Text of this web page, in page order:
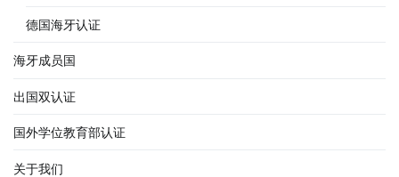
德国海牙认证
海牙成员国
出国双认证
国外学位教育部认证
关于我们